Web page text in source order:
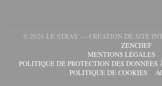
© 2026 LE STRAS' — CRÉATION DE SITE
ZENCHEF
MENTIONS LÉGALES
((OUVRE
POLITIQUE DE PROTECTION DES DONNÉES
POLITIQUE DE COOKIES
((OUVRE UNE